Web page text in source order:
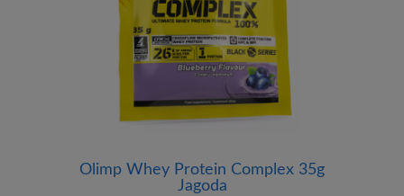
Olimp Whey Protein Complex 35g
Jagoda